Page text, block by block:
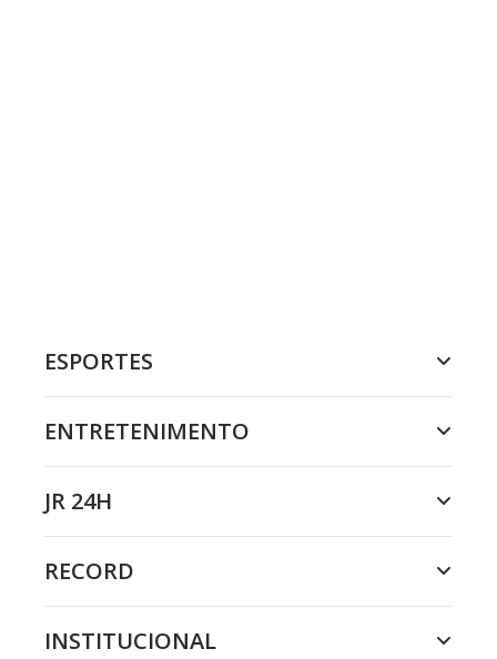
ESPORTES
ENTRETENIMENTO
JR 24H
RECORD
INSTITUCIONAL